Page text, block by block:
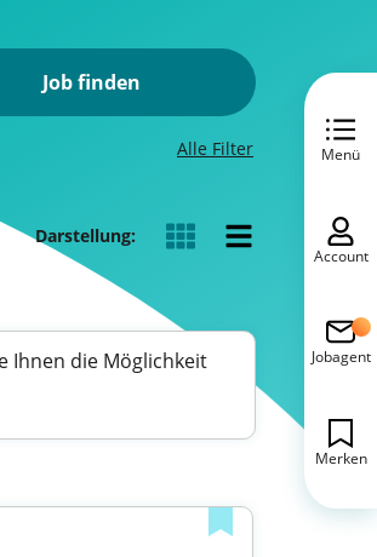
Job finden
Alle Filter
Darstellung:
Ihnen die Möglichkeit
Menü
Account
Jobagent
Merken